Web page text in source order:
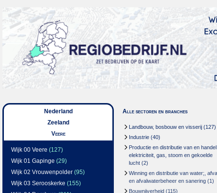
Nederland
Zeeland
Veere
Wijk 00 Veere (127)
Wijk 01 Gapinge (29)
Wijk 02 Vrouwenpolder (95)
Wijk 03 Serooskerke (155)
Alle sectoren en branches
Landbouw, bosbouw en visserij (127)
Industrie (40)
Productie en distributie van en
elektriciteit, gas, stoom en gekoelde
lucht (2)
Winning en distributie van water;,
en afvalwaterbeheer en sanering (1)
Bouwnijverheid (115)